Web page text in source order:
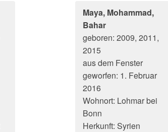
Maya, Mohammad,
Bahar
geboren: 2009, 2011,
2015
aus dem Fenster
geworfen: 1. Februar
2016
Wohnort: Lohmar bei
Bonn
Herkunft: Syrien